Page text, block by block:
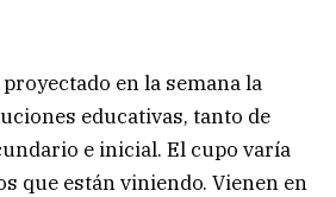
en la semana la
educativas, tanto de
e inicial. El cupo varía
que están viniendo. Vienen en